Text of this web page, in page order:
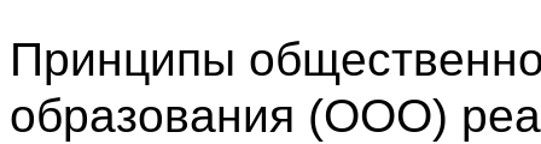
Принципы
образования (ООО)